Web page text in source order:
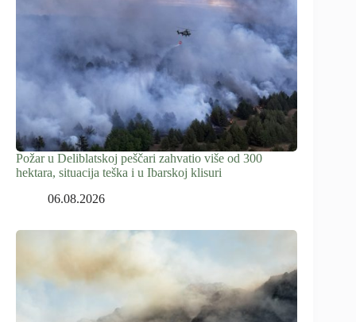
Požar u Deliblatskoj peščari zahvatio više od 300
hektara, situacija teška i u Ibarskoj klisuri
06.08.2026